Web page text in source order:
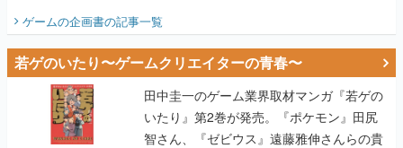
ゲームの企画書の記事一覧
若ゲのいたり〜ゲームクリエイターの青春〜
田中圭一のゲーム業界取材マンガ『若ゲの
いたり』第2巻が発売。『ポケモン』田尻
智さん、『ゼビウス』遠藤雅伸さんらの貴